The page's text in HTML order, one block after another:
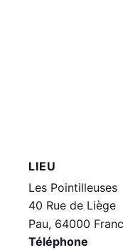
LIEU
Les Pointilleuses
40 Rue de Liège
Pau, 64000
Téléphone